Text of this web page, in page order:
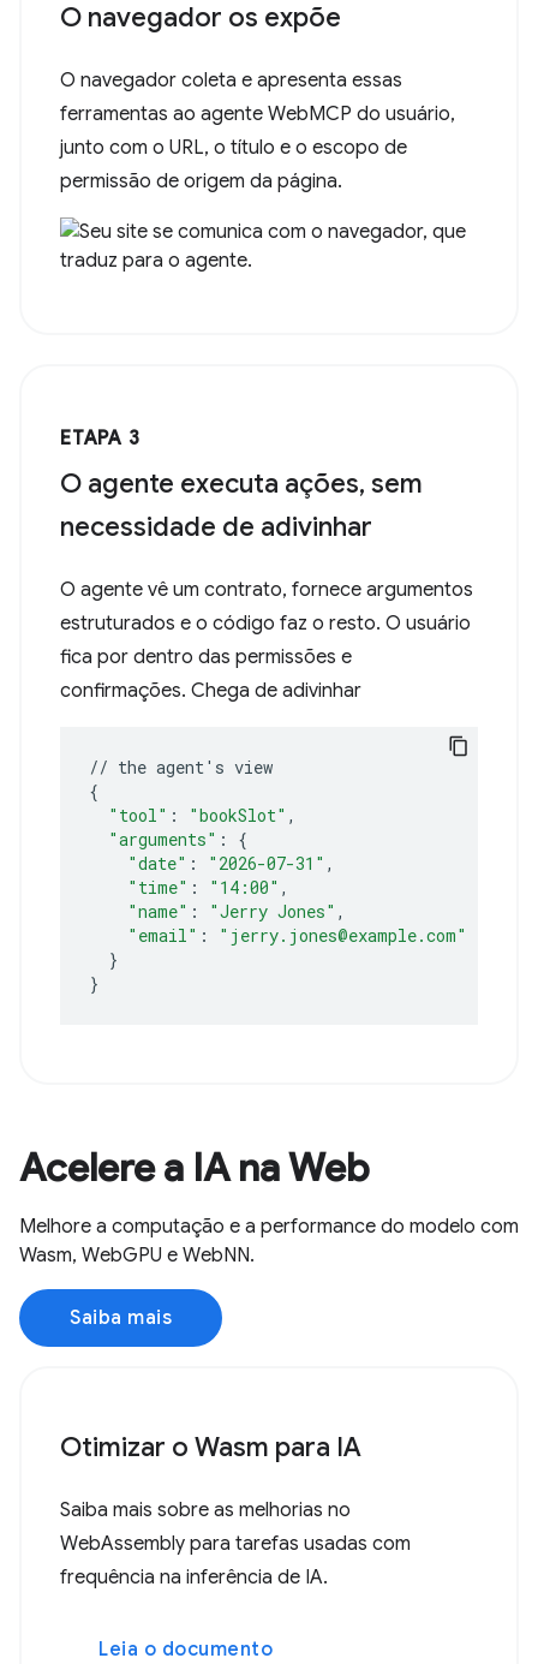
O navegador os expõe
O navegador coleta e apresenta essas
ferramentas ao agente WebMCP do usuário,
junto com o URL, o título e o escopo de
permissão de origem da página.
ETAPA 3
O agente executa ações, sem
necessidade de adivinhar
O agente vê um contrato, fornece argumentos
estruturados e o código faz o resto. O usuário
fica por dentro das permissões e
confirmações. Chega de adivinhar
// the agent' s
{
"tool" : "bookSlot"
"arguments" :
{
"date" : "2026-07-31"
"time" : "14:00"
"name" : "Jerry Jones"
"email" :
"jerry.jones@example.com"
}
}
Acelere a IA na Web
Melhore a computação e a performance do modelo com
Wasm, WebGPU e WebNN.
Saiba mais
Otimizar o Wasm para IA
Saiba mais sobre as melhorias no
WebAssembly para tarefas usadas com
frequência na inferência de IA.
Leia o documento